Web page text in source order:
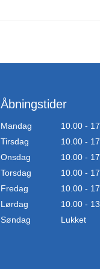
Åbningstider
Mandag
10.00 -
Tirsdag
10.00 -
Onsdag
10.00 -
Torsdag
10.00 -
Fredag
10.00 -
Lørdag
10.00 -
Søndag
Lukket